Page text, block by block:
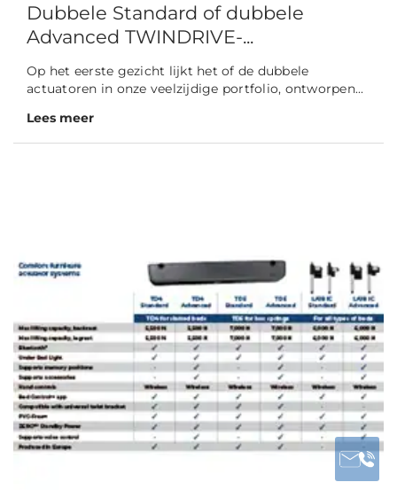
Dubbele Standard of dubbele
Advanced TWINDRIVE-...
Op het eerste gezicht lijkt het of de dubbele
actuatoren in onze veelzijdige portfolio, ontworpen...
Lees meer